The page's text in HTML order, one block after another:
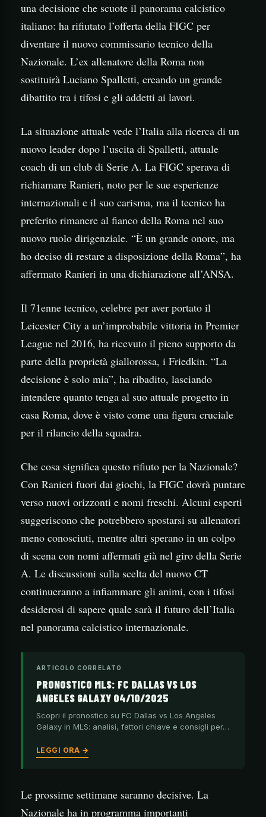
una decisione che scuote il panorama calcistico
italiano: ha rifiutato l’offerta della FIGC per
diventare il nuovo commissario tecnico della
Nazionale. L’ex allenatore della Roma non
sostituirà Luciano Spalletti, creando un grande
dibattito tra i tifosi e gli addetti ai lavori.
La situazione attuale vede l’Italia alla ricerca di un
nuovo leader dopo l’uscita di Spalletti, attuale
coach di un club di Serie A. La FIGC sperava di
richiamare Ranieri, noto per le sue esperienze
internazionali e il suo carisma, ma il tecnico ha
preferito rimanere al fianco della Roma nel suo
nuovo ruolo dirigenziale. “È un grande onore, ma
ho deciso di restare a disposizione della Roma”, ha
affermato Ranieri in una dichiarazione all’ANSA.
Il 71enne tecnico, celebre per aver portato il
Leicester City a un’improbabile vittoria in Premier
League nel 2016, ha ricevuto il pieno supporto da
parte della proprietà giallorossa, i Friedkin. “La
decisione è solo mia”, ha ribadito, lasciando
intendere quanto tenga al suo attuale progetto in
casa Roma, dove è visto come una figura cruciale
per il rilancio della squadra.
Che cosa significa questo rifiuto per la Nazionale?
Con Ranieri fuori dai giochi, la FIGC dovrà puntare
verso nuovi orizzonti e nomi freschi. Alcuni esperti
suggeriscono che potrebbero spostarsi su allenatori
meno conosciuti, mentre altri sperano in un colpo
di scena con nomi affermati già nel giro della Serie
A. Le discussioni sulla scelta del nuovo CT
continueranno a infiammare gli animi, con i tifosi
desiderosi di sapere quale sarà il futuro dell’Italia
nel panorama calcistico internazionale.
ARTICOLO CORRELATO
PRONOSTICO MLS: FC DALLAS VS LOS
ANGELES GALAXY 04/10/2025
Scopri il pronostico su FC Dallas vs Los Angeles
Galaxy in MLS: analisi, fattori chiave e consigli per…
LEGGI ORA →
Le prossime settimane saranno decisive. La
Nazionale ha in programma importanti